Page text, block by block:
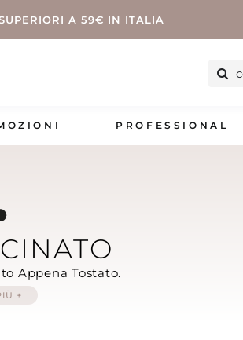
A 59€ IN ITALIA
Cerca
PROFESSIONAL
Appena Tostato.
+